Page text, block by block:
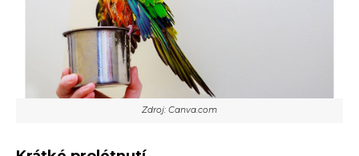
Zdroj: Canva.com